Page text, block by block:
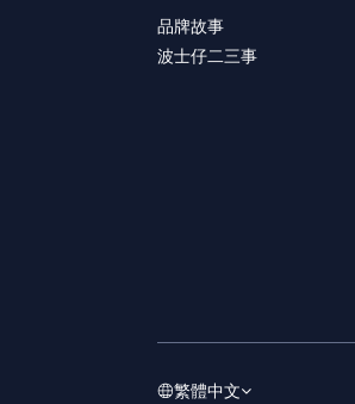
品牌故事
波士仔二三事
繁體中文